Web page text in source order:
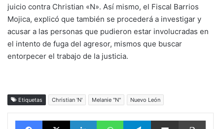
juicio contra Christian «N». Así mismo, el Fiscal Barrios
Mojica, explicó que también se procederá a investigar y
acusar a las personas que pudieron estar involucradas en
el intento de fuga del agresor, mismos que buscar
entorpecer el trabajo de la justicia.
Etiquetas Christian 'N' Melanie "N" Nuevo León
FacebookX LinkedInWhatsAppTelegramvía email